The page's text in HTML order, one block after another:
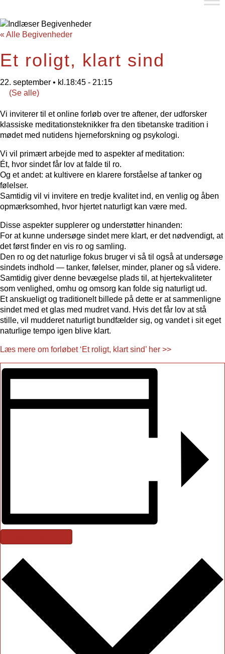
« Alle Begivenheder
Et roligt, klart sind
22. september • kl.18:45 - 21:15
(Se alle)
Vi inviterer til et online forløb over tre aftener, der udforsker
klassiske meditationsteknikker fra den tibetanske tradition i
mødet med nutidens hjerneforskning og psykologi.
Vi vil primært arbejde med to aspekter af meditation:
Ét, hvor sindet får lov at falde til ro.
Og et andet: at kultivere en klarere forståelse af tanker og
følelser.
Samtidig vil vi invitere en tredje kvalitet ind, en venlig og åben
opmærksomhed, hvor hjertet naturligt kan være med.
Disse aspekter supplerer og understøtter hinanden:
For at kunne undersøge sindet mere klart, er det nødvendigt, at
det først finder en vis ro og samling.
Den ro og det naturlige fokus bruger vi så til også at undersøge
sindets indhold — tanker, følelser, minder, planer og så videre.
Samtidig giver denne bevægelse plads til, at hjertekvaliteter
som venlighed, omhu og omsorg kan folde sig naturligt ud.
Et anskueligt og traditionelt billede på dette er at sammenligne
sindet med et glas med mudret vand. Hvis det får lov at stå
stille, vil mudderet naturligt bundfælder sig, og vandet i sit eget
naturlige tempo igen blive klart.
Læs mere om forløbet ‘Et roligt, klart sind’ her >>